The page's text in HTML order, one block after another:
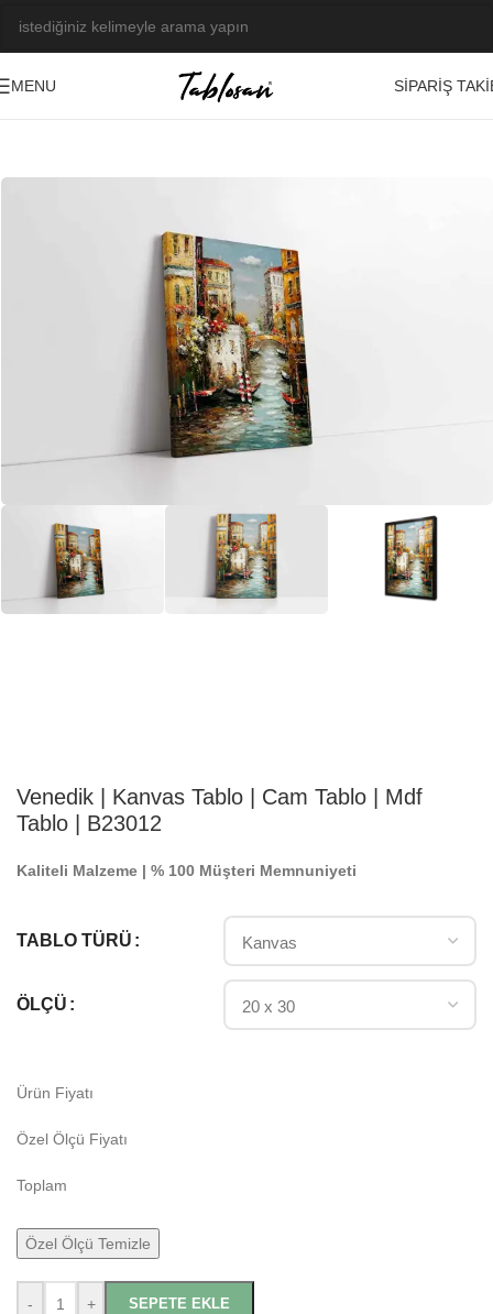
MENU
SIPARIŞ
Venedik | Kanvas Tablo | Cam Tablo | Mdf
Tablo | B23012
Kaliteli Malzeme | % 100 Müşteri Memnuniyeti
TABLO TÜRÜ
ÖLÇÜ
Ürün Fiyatı
Özel Ölçü Fiyatı
Toplam
Özel Ölçü Temizle
- + SEPETE EKLE